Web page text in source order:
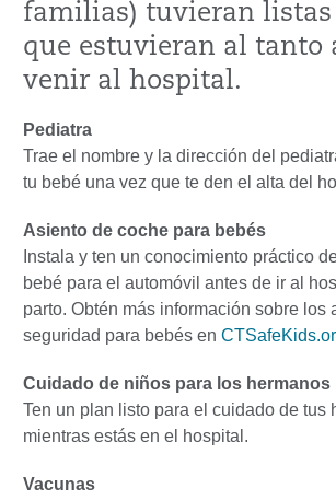
familias) tuvieran listas
que estuvieran al tanto
venir al hospital.
Pediatra
Trae el nombre y la dirección del
tu bebé una vez que te den el alta del
Asiento de coche para bebés
Instala y ten un conocimiento práctico
bebé para el automóvil antes de ir al
parto. Obtén más información sobre los
seguridad para bebés en
Cuidado de niños para los hermanos
Ten un plan listo para el cuidado de tus
mientras estás en el hospital.
Vacunas